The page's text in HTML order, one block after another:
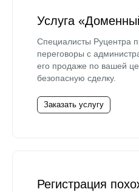
Услуга
Специалисты Руцентра
переговоры с
его продаже по вашей
безопасную сделку.
Заказать услугу
Регистрация